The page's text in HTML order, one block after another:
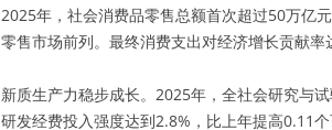
2025年，社会消费品零售总额首次超过50万亿
零售市场前列。最终消费支出对经济增长贡献率
新质生产力稳步成长。2025年，全社会研究与
研发经费投入强度达到2.8%，比上年提高0.11